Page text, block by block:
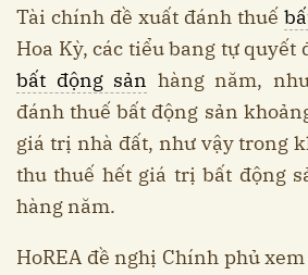
Tài chính đề xuất đánh thuế
Hoa Kỳ, các tiểu bang tự quyết
bất động sản hàng năm,
đánh thuế bất động sản
giá trị nhà đất, như vậy trong
thu thuế hết giá trị bất động
hàng năm.
HoREA đề nghị Chính phủ